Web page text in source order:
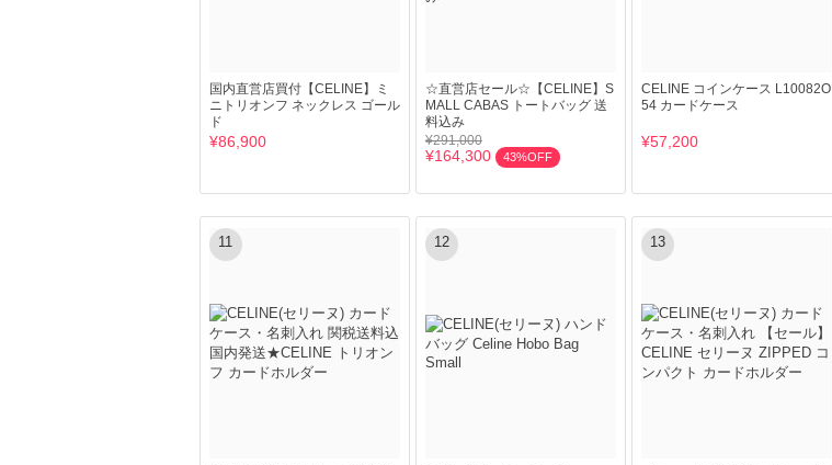
国内直営店買付【CELINE】ミ
ニトリオンフ ネックレス ゴール
ド
¥86,900
☆直営店セール☆【CELINE】S
MALL CABAS トートバッグ 送
料込み
¥291,000
¥164,300 43%OFF
CELINE コインケース L10082O
54 カードケース
¥57,200
11 12 13